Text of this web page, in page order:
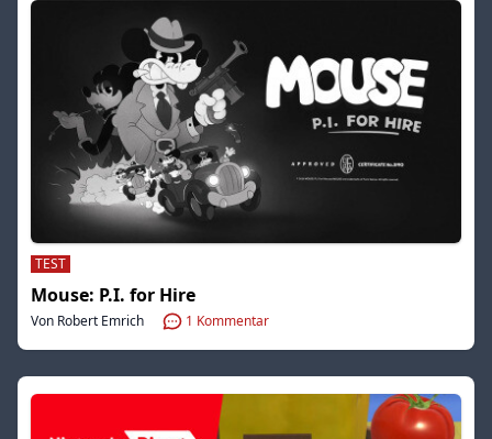
TEST
Mouse: P.I. for Hire
Von Robert Emrich 1 Kommentar